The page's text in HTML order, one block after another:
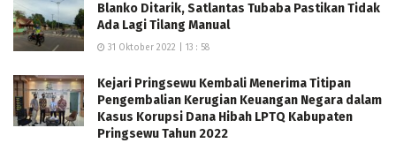
Blanko Ditarik, Satlantas Tubaba Pastikan Tidak
Ada Lagi Tilang Manual
31 Oktober 2022 | 13 : 58
Kejari Pringsewu Kembali Menerima Titipan
Pengembalian Kerugian Keuangan Negara dalam
Kasus Korupsi Dana Hibah LPTQ Kabupaten
Pringsewu Tahun 2022